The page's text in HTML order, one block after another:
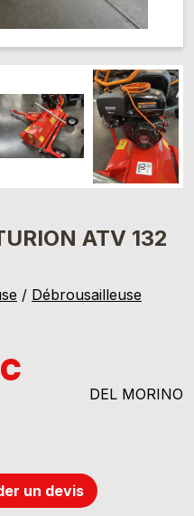
ATV 132
/ Débrousailleuse
DEL MORINO
un devis